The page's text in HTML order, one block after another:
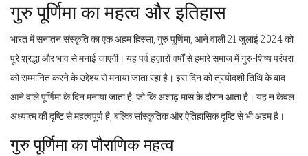
गुरु पूर्णिमा का महत्व और इतिहास
भारत में सनातन संस्कृति का एक अहम हिस्सा, गुरु पूर्णिमा, आने वाली 21 जुलाई 2024 को
पूरे श्रद्धा और भाव से मनाई जाएगी। यह पर्व हज़ारों वर्षों से हमारे समाज में गुरु-शिष्य परंपरा
को सम्मानित करने के उद्देश्य से मनाया जाता रहा है। इस दिन को त्रयोदशी तिथि के बाद
आने वाले पूर्णिमा के दिन मनाया जाता है, जो कि अशाढ़ मास के दौरान आता है। यह न केवल
अध्यात्म की दृष्टि से महत्वपूर्ण है, बल्कि सांस्कृतिक और ऐतिहासिक दृष्टि से भी अहम है।
गुरु पूर्णिमा का पौराणिक महत्व